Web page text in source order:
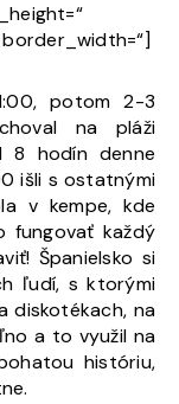
potom 2-3
na pláži
8 hodín denne
išli s ostatnými
v kempe, kde
fungovať každý
Španielsko si
ľudí, s ktorými
diskotékach, na
a to využil na
históriu,